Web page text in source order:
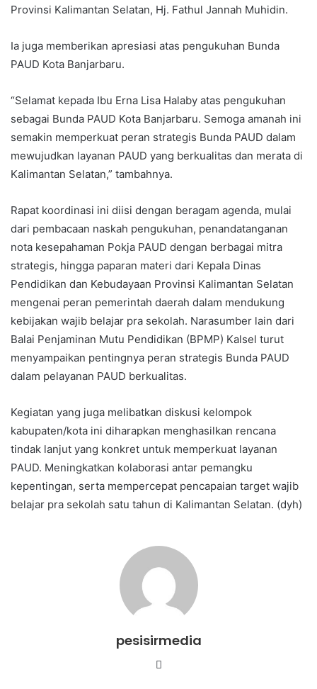
Provinsi Kalimantan Selatan, Hj. Fathul Jannah Muhidin.
Ia juga memberikan apresiasi atas pengukuhan Bunda
PAUD Kota Banjarbaru.
“Selamat kepada Ibu Erna Lisa Halaby atas pengukuhan
sebagai Bunda PAUD Kota Banjarbaru. Semoga amanah ini
semakin memperkuat peran strategis Bunda PAUD dalam
mewujudkan layanan PAUD yang berkualitas dan merata di
Kalimantan Selatan,” tambahnya.
Rapat koordinasi ini diisi dengan beragam agenda, mulai
dari pembacaan naskah pengukuhan, penandatanganan
nota kesepahaman Pokja PAUD dengan berbagai mitra
strategis, hingga paparan materi dari Kepala Dinas
Pendidikan dan Kebudayaan Provinsi Kalimantan Selatan
mengenai peran pemerintah daerah dalam mendukung
kebijakan wajib belajar pra sekolah. Narasumber lain dari
Balai Penjaminan Mutu Pendidikan (BPMP) Kalsel turut
menyampaikan pentingnya peran strategis Bunda PAUD
dalam pelayanan PAUD berkualitas.
Kegiatan yang juga melibatkan diskusi kelompok
kabupaten/kota ini diharapkan menghasilkan rencana
tindak lanjut yang konkret untuk memperkuat layanan
PAUD. Meningkatkan kolaborasi antar pemangku
kepentingan, serta mempercepat pencapaian target wajib
belajar pra sekolah satu tahun di Kalimantan Selatan. (dyh)
pesisirmedia
Website